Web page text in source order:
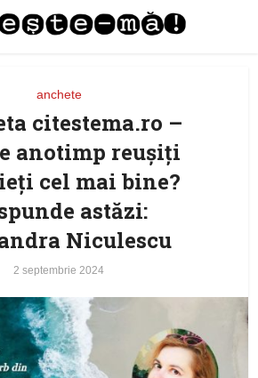
anchete
citestema.ro –
anotimp reuşiţi
cel mai bine?
astăzi:
Niculescu
2 septembrie 2024